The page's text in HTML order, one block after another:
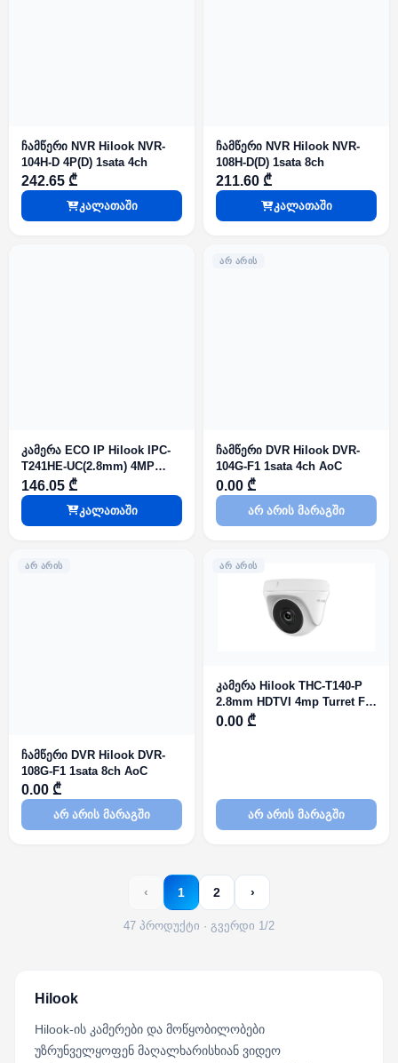
ჩამწერი NVR Hilook NVR-
104H-D 4P(D) 1sata 4ch
242.65 ₾
კალათაში
ჩამწერი NVR Hilook NVR-
108H-D(D) 1sata 8ch
211.60 ₾
კალათაში
კამერა ECO IP Hilook IPC-
T241HE-UC(2.8mm) 4MP
Fixed Turret IR20m Mic PoE
IP67
146.05 ₾
კალათაში
ᲐᲠ ᲐᲠᲘᲡ
ჩამწერი DVR Hilook DVR-
104G-F1 1sata 4ch AoC
0.00 ₾
არ არის მარაგში
ᲐᲠ ᲐᲠᲘᲡ
ჩამწერი DVR Hilook DVR-
108G-F1 1sata 8ch AoC
0.00 ₾
არ არის მარაგში
ᲐᲠ ᲐᲠᲘᲡ
კამერა Hilook THC-T140-P
2.8mm HDTVI 4mp Turret Fix
IR20m
0.00 ₾
არ არის მარაგში
‹ 1 2 ›
47 პროდუქტი · გვერდი 1/2
Hilook
Hilook-ის კამერები და მოწყობილობები
უზრუნველყოფენ მაღალხარისხიან ვიდეო